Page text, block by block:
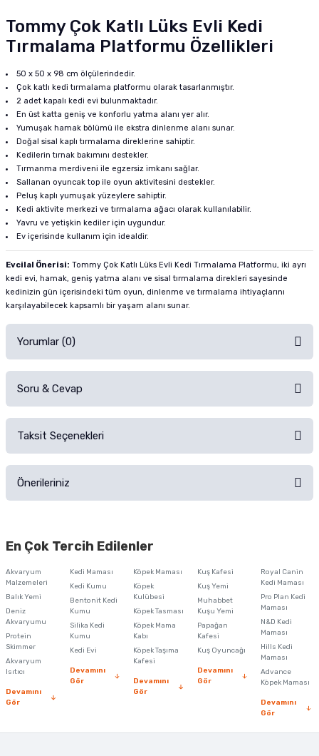
Tommy Çok Katlı Lüks Evli Kedi
Tırmalama Platformu Özellikleri
50 x 50 x 98 cm ölçülerindedir.
Çok katlı kedi tırmalama platformu olarak tasarlanmıştır.
2 adet kapalı kedi evi bulunmaktadır.
En üst katta geniş ve konforlu yatma alanı yer alır.
Yumuşak hamak bölümü ile ekstra dinlenme alanı sunar.
Doğal sisal kaplı tırmalama direklerine sahiptir.
Kedilerin tırnak bakımını destekler.
Tırmanma merdiveni ile egzersiz imkanı sağlar.
Sallanan oyuncak top ile oyun aktivitesini destekler.
Peluş kaplı yumuşak yüzeylere sahiptir.
Kedi aktivite merkezi ve tırmalama ağacı olarak kullanılabilir.
Yavru ve yetişkin kediler için uygundur.
Ev içerisinde kullanım için idealdir.
Evcilal Önerisi: Tommy Çok Katlı Lüks Evli Kedi Tırmalama Platformu, iki ayrı
kedi evi, hamak, geniş yatma alanı ve sisal tırmalama direkleri sayesinde
kedinizin gün içerisindeki tüm oyun, dinlenme ve tırmalama ihtiyaçlarını
karşılayabilecek kapsamlı bir yaşam alanı sunar.
Yorumlar (0)
Ürünü Satın Al ve Yorumla
Soru & Cevap
Taksit Seçenekleri
Önerileriniz
iletebilirsiniz.
Ürün resmi kalitesiz, bozuk veya görüntülenemiyor.
Ürün açıklamasında eksik bilgiler bulunuyor.
Ürün bilgilerinde hatalar bulunuyor.
Ürün fiyatı diğer sitelerden daha pahalı.
Bu ürüne benzer farklı alternatifler olmalı.
En Çok Tercih Edilenler
Akvaryum
Malzemeleri
Balık Yemi
Deniz
Akvaryumu
Protein
Skimmer
Akvaryum
Isıtıcı
Devamını
Gör
Kedi Maması
Kedi Kumu
Bentonit Kedi
Kumu
Silika Kedi
Kumu
Kedi Evi
Devamını
Gör
Köpek Maması
Köpek
Kulübesi
Köpek Tasması
Köpek Mama
Kabı
Köpek Taşıma
Kafesi
Devamını
Gör
Kuş Kafesi
Kuş Yemi
Muhabbet
Kuşu Yemi
Papağan
Kafesi
Kuş Oyuncağı
Devamını
Gör
Royal Canin
Kedi Maması
Pro Plan Kedi
Maması
N&D Kedi
Maması
Hills Kedi
Maması
Advance
Köpek Maması
Devamını
Gör